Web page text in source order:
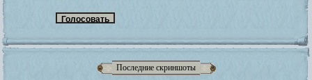
Последние скриншоты